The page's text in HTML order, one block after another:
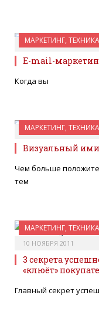
МАРКЕТИНГ,
17 НОЯБРЯ 2011
E-mail-
Когда вы
МАРКЕТИНГ,
10 НОЯБРЯ 2011
Визуальный
Чем больше
тем
МАРКЕТИНГ,
10 НОЯБРЯ 2011
3 секрета
«клюёт»
Главный секрет